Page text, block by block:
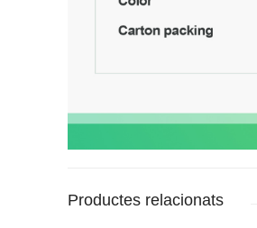
Productes relacionats